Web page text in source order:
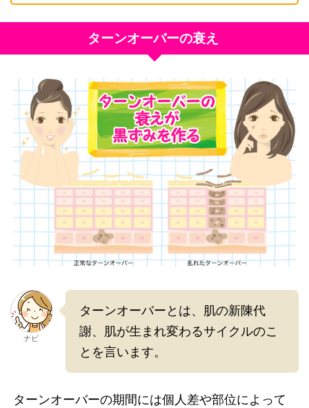
ターンオーバーの衰え
ナビ
ターンオーバーとは、肌の新陳代
謝、肌が生まれ変わるサイクルのこ
とを言います。
ターンオーバーの期間には個人差や部位によって